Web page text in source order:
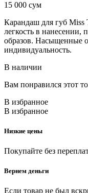
15 000 сум
Карандаш для губ Miss
легкость в нанесении,
образов. Насыщенные
индивидуальность.
В наличии
Вам понравился этот
В избранное
В избранное
Низкие цены
Покупайте без
Вернем деньги
Если товар не был